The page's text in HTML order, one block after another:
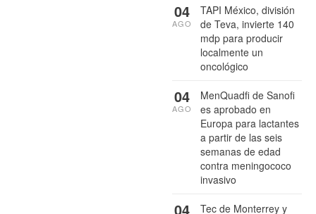
TAPI México, división
de Teva, invierte 140
mdp para producir
localmente un
oncológico
04
AGO
MenQuadfi de Sanofi
es aprobado en
Europa para lactantes
a partir de las seis
semanas de edad
contra meningococo
invasivo
04
AGO
Tec de Monterrey y
04